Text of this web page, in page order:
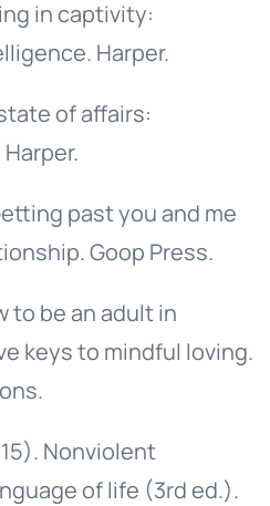
in captivity:
Harper.
of affairs:
past you and me
Goop Press.
to be an adult in
keys to mindful loving.
Nonviolent
of life (3rd ed.).